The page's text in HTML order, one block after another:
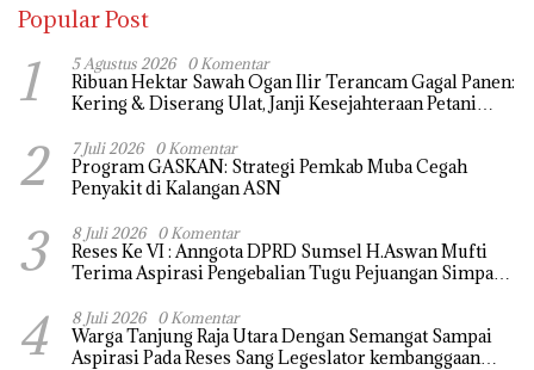
Popular Post
1 5 Agustus 2026 0 Komentar
Ribuan Hektar Sawah Ogan Ilir Terancam Gagal Panen:
Kering & Diserang Ulat, Janji Kesejahteraan Petani
2 7 Juli 2026 0 Komentar
Program GASKAN: Strategi Pemkab Muba Cegah
Penyakit di Kalangan ASN
3 8 Juli 2026 0 Komentar
Reses Ke VI : Anngota DPRD Sumsel H.Aswan Mufti
Terima Aspirasi Pengebalian Tugu Pejuangan Simpang
4 8 Juli 2026 0 Komentar
Warga Tanjung Raja Utara Dengan Semangat Sampai
Aspirasi Pada Reses Sang Legeslator kembanggaan